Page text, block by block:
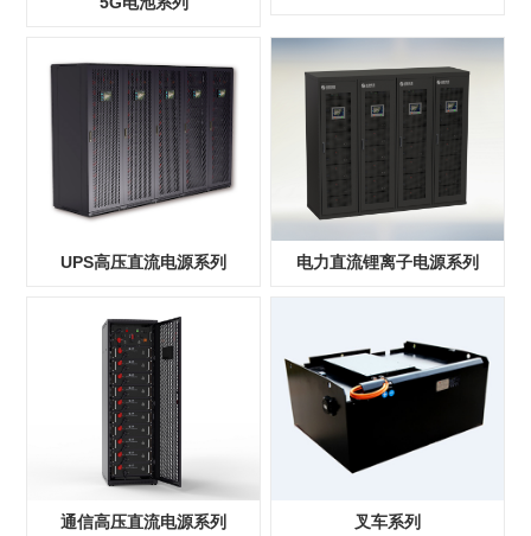
UPS高压直流电源系列 电力直流锂离子电源系列
通信高压直流电源系列 叉车系列